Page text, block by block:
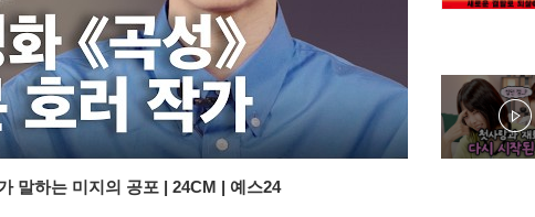
말하는 미지의 공포 | 24CM | 예스24